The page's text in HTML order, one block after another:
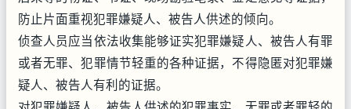
防止片面重视犯罪嫌疑人、被告人供述的倾向。
侦查人员应当依法收集能够证实犯罪嫌疑人、被告人有罪
或者无罪、犯罪情节轻重的各种证据，不得隐匿对犯罪嫌
疑人、被告人有利的证据。